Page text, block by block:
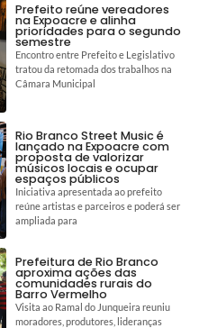
Prefeito reúne vereadores
na Expoacre e alinha
prioridades para o segundo
semestre
Encontro entre Prefeito e Legislativo
tratou da retomada dos trabalhos na
Câmara Municipal
Rio Branco Street Music é
lançado na Expoacre com
proposta de valorizar
músicos locais e ocupar
espaços públicos
Iniciativa apresentada ao prefeito
reúne artistas e parceiros e poderá ser
ampliada para
Prefeitura de Rio Branco
aproxima ações das
comunidades rurais do
Barro Vermelho
Visita ao Ramal do Junqueira reuniu
moradores, produtores, lideranças